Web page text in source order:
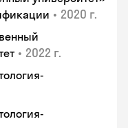
• 2020 г.
• 2022 г.